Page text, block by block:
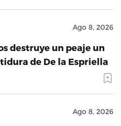
Ago 8, 2026
destruye un peaje un
de De la Espriella
Ago 8, 2026